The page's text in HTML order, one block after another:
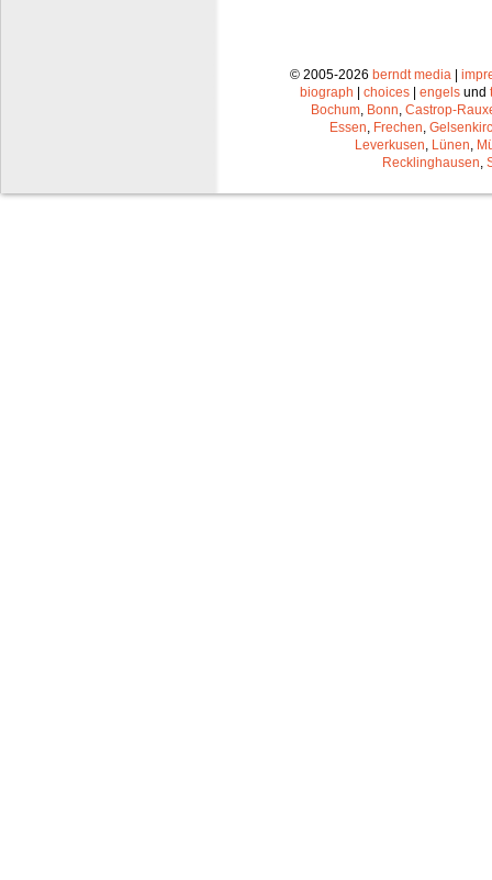
© 2005-2026 berndt media |
biograph | choices | engels und
Bochum Bonn Castrop-
Essen Frechen
Leverkusen Lünen
Recklinghausen